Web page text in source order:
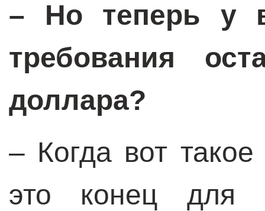
– Но теперь у
требования
доллара?
– Когда вот
это конец